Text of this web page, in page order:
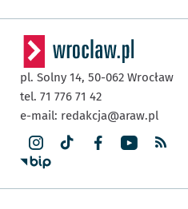
pl. Solny 14, 50-062 Wrocław
tel. 71 776 71 42
e-mail: redakcja@araw.pl